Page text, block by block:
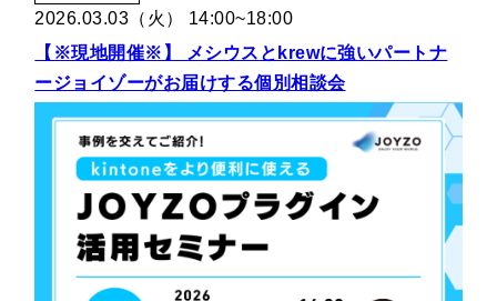
2026.03.03（火） 14:00~18:00
【※現地開催※】 メシウスとkrewに強いパートナ
ージョイゾーがお届けする個別相談会